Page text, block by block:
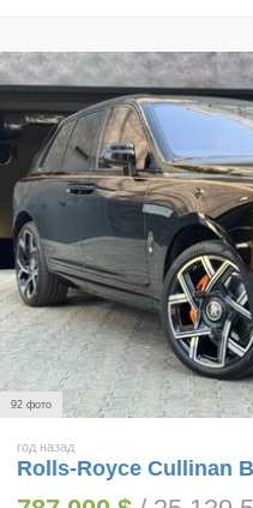
92 фото
год назад
Rolls-Royce Cullinan